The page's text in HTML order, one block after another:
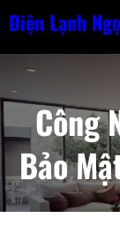
Chuyển
nội
Điện Lạnh
Công
Bảo